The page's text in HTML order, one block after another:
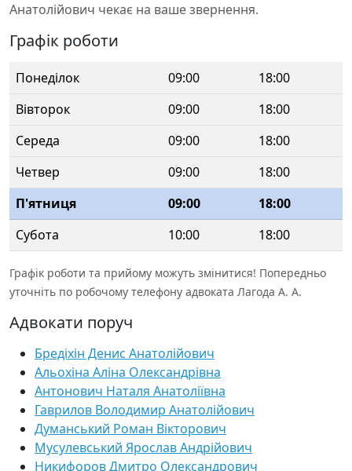
Анатолійович чекає на ваше звернення.
Графік роботи
Понеділок 09:00
18:00
Вівторок
09:00
18:00
Середа
09:00
18:00
Четвер
09:00
18:00
П'ятниця
09:00
18:00
Субота
10:00 18:00
Графік роботи та прийому можуть змінитися! Попередньо
уточніть по робочому телефону адвоката Лагода А. А.
Адвокати поруч
Бредіхін Денис Анатолійович
Альохіна Аліна Олександрівна
Антонович Наталя Анатоліївна
Гаврилов Володимир Анатолійович
Думанський Роман Вікторович
Мусулевський Ярослав Андрійович
Никифоров Дмитро Олександрович